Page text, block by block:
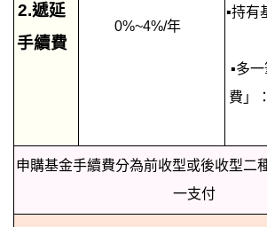
2.遞延
手續費
0%~4%/年
▪持有
▪多
費」
申購基金手續費分為前收型或後收型二
一支付